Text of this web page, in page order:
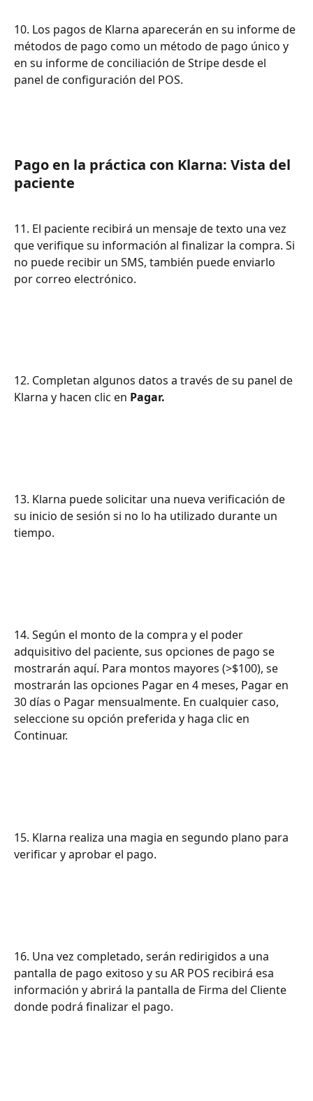
10. Los pagos de Klarna aparecerán en su informe de
métodos de pago como un método de pago único y
en su informe de conciliación de Stripe desde el
panel de configuración del POS.
Pago en la práctica con Klarna: Vista del
paciente
11. El paciente recibirá un mensaje de texto una vez
que verifique su información al finalizar la compra. Si
no puede recibir un SMS, también puede enviarlo
por correo electrónico.
12. Completan algunos datos a través de su panel de
Klarna y hacen clic en Pagar.
13. Klarna puede solicitar una nueva verificación de
su inicio de sesión si no lo ha utilizado durante un
tiempo.
14. Según el monto de la compra y el poder
adquisitivo del paciente, sus opciones de pago se
mostrarán aquí. Para montos mayores (>$100), se
mostrarán las opciones Pagar en 4 meses, Pagar en
30 días o Pagar mensualmente. En cualquier caso,
seleccione su opción preferida y haga clic en
Continuar.
15. Klarna realiza una magia en segundo plano para
verificar y aprobar el pago.
16. Una vez completado, serán redirigidos a una
pantalla de pago exitoso y su AR POS recibirá esa
información y abrirá la pantalla de Firma del Cliente
donde podrá finalizar el pago.